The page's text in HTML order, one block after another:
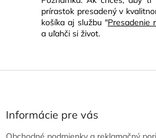
prírastok presadený v
košíka aj službu "Presadenie
a uľahči si život.
Z
Informácie pre vás